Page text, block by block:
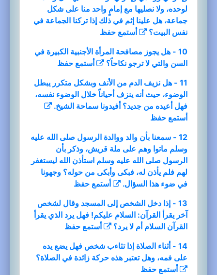
لوحده، ولا نصليها مع إمامٍ واحد منا على شكل
جماعة، هل علينا إثم في ذلك إذا تركنا الجماعة في
نفس البيت؟
أستمع حفظ
10 - هل يجوز مصافحة المرأة الأجنبية الكبيرة في
السن والتي لا ترجو نكاحاً؟
أستمع حفظ
11 - هل نزيف الدم من الأنف وبشكل متكرر يبطل
الوضوء، حيث أنه ينزف أحياناً خلال الوضوء نفسه،
فهل أعيده من جديد؟ أفيدونا سماحة الشيخ.
أستمع حفظ
12 - سمعنا بأن والد ووالدة الرسول صلى الله عليه
وسلم ماتوا وهم على ملة قريش، وذكر بأن
الرسول صلى الله عليه وسلم استأذن الله ليستغفر
لهم فلم يأذن له، فبكى وأبكى من حوله؟ وجهونا
في ضوء هذا السؤال.
أستمع حفظ
13 - إذا دخل الشخص إلى المسجد وقال لشخص
آخر يقرأ القرآن: السلام عليكم! فهل يرد الذي يقرأ
القرآن السلام أم لا يرد؟
أستمع حفظ
14 - أثناء الصلاة إذا تثاءب شخص فهل يضع يده
على فمه، وهل تعتبر هذه حركة زائدة في الصلاة؟
أستمع حفظ